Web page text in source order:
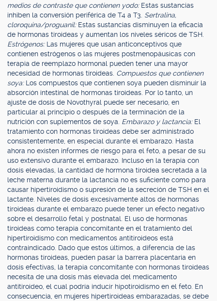
medios de contraste que contienen yodo: Estas sustancias
inhiben la conversión periférica de T4 a T3. Sertralina,
cloroquina/proguanil: Estas sustancias disminuyen la eficacia
de hormonas tiroideas y aumentan los niveles séricos de TSH.
Estrógenos: Las mujeres que usan anticonceptivos que
contienen estrógenos o las mujeres postmenopáusicas con
terapia de reemplazo hormonal pueden tener una mayor
necesidad de hormonas tiroideas. Compuestos que contienen
soya: Los compuestos que contienen soya pueden disminuir la
absorción intestinal de hormonas tiroideas. Por lo tanto, un
ajuste de dosis de Novothyral puede ser necesario, en
particular al principio o después de la terminación de la
nutrición con suplementos de soya. Embarazo y lactancia: El
tratamiento con hormonas tiroideas debe ser administrado
consistentemente, en especial durante el embarazo. Hasta
ahora no existen informes de riesgo para el feto, a pesar de su
uso extensivo durante el embarazo. Incluso en la terapia con
dosis elevadas, la cantidad de hormona tiroidea secretada a la
leche materna durante la lactancia no es suficiente como para
causar hipertiroidismo o supresión de la secreción de TSH en el
lactante. Niveles de dosis excesivamente altos de hormonas
tiroideas durante el embarazo puede tener un efecto negativo
sobre el desarrollo fetal y postnatal. El uso de hormonas
tiroideas como terapia concomitante en el tratamiento del
hipertiroidismo con medicamentos antitiroideos está
contraindicado. Dado que estos últimos, a diferencia de las
hormonas tiroideas, pueden pasar la barrera placentaria en
dosis efectivas, la terapia concomitante con hormonas tiroideas
necesita de una dosis más elevada del medicamento
antitiroideo, el cual podría inducir hipotiroidismo en el feto. En
consecuencia, en mujeres hipertiroideas embarazadas, se debe